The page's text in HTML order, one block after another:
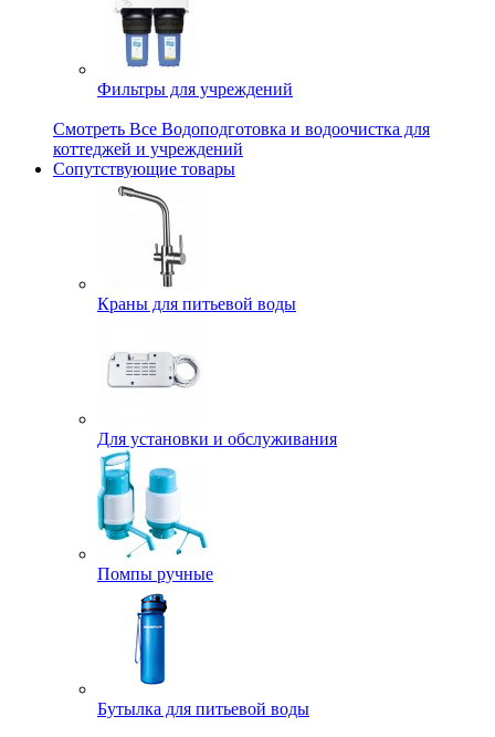
Фильтры для учреждений
Смотреть Все Водоподготовка и водоочистка для
коттеджей и учреждений
Сопутствующие товары
Краны для питьевой воды
Для установки и обслуживания
Помпы ручные
Бутылка для питьевой воды